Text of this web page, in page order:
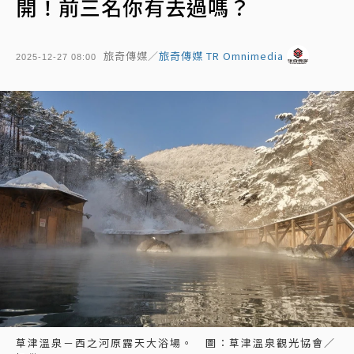
開！前三名你有去過嗎？
2025-12-27 08:00 旅奇傳媒／旅奇傳媒 TR Omnimedia
草津溫泉－西之河原露天大浴場。 圖：草津溫泉觀光協會／